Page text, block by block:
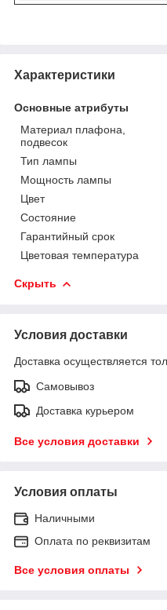
Характеристики
Основные атрибуты
Материал плафона,
подвесок
Тип лампы
Мощность лампы
Цвет
Состояние
Гарантийный срок
Цветовая температура
Скрыть
Условия доставки
Доставка осуществляется
Самовывоз
Доставка курьером
Все условия доставки
Условия оплаты
Наличными
Оплата по реквизитам
Все условия оплаты